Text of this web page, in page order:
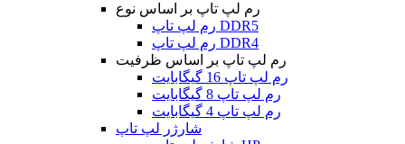
رم لپ تاپ بر اساس نوع
رم لپ تاپ DDR5
رم لپ تاپ DDR4
رم لپ تاپ بر اساس ظرفیت
رم لپ تاپ 16 گیگابایت
رم لپ تاپ 8 گیگابایت
رم لپ تاپ 4 گیگابایت
شارژر لپ تاپ